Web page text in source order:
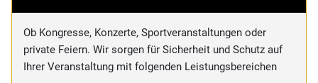
Ob Kongresse, Konzerte, Sportveranstaltungen oder
private Feiern. Wir sorgen für Sicherheit und Schutz auf
Ihrer Veranstaltung mit folgenden Leistungsbereichen